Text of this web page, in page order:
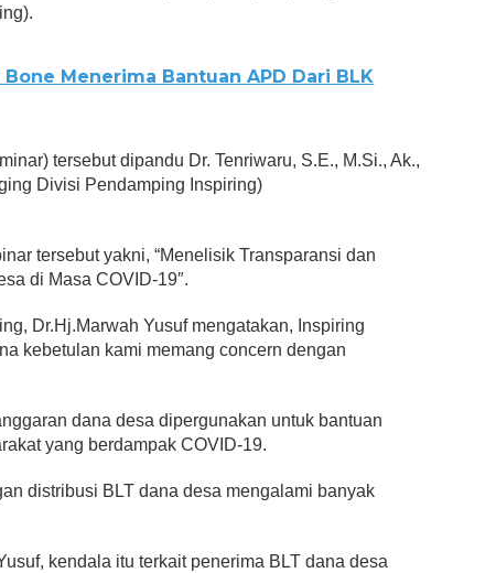
Bone Menerima Bantuan APD Dari BLK
tersebut dipandu Dr. Tenriwaru, S.E., M.Si., Ak.,
Divisi Pendamping Inspiring)
tersebut yakni, “Menelisik Transparansi dan
di Masa COVID-19″.
Dr.Hj.Marwah Yusuf mengatakan, Inspiring
kebetulan kami memang concern dengan
dana desa dipergunakan untuk bantuan
yang berdampak COVID-19.
distribusi BLT dana desa mengalami banyak
kendala itu terkait penerima BLT dana desa